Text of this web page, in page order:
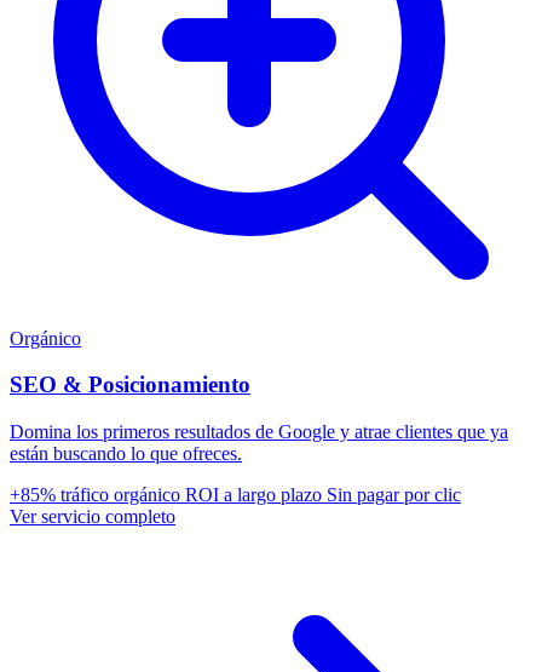
Orgánico
SEO & Posicionamiento
Domina los primeros resultados de Google y atrae clientes que ya
están buscando lo que ofreces.
+85% tráfico orgánico ROI a largo plazo Sin pagar por clic
Ver servicio completo